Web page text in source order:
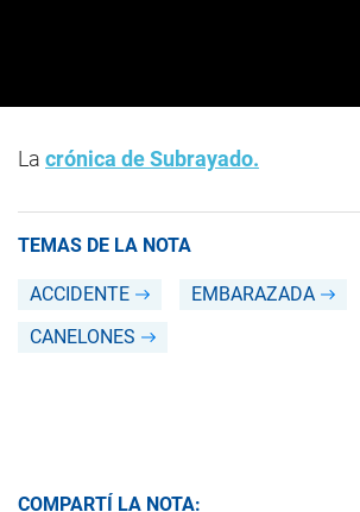
La crónica de Subrayado.
TEMAS DE LA NOTA
ACCIDENTE EMBARAZADA
CANELONES
COMPARTÍ LA NOTA: